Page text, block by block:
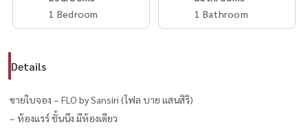
1 Bedroom
1 Bathroom
Details
ขายใบจอง – FLO by Sansiri (โฟล บาย แสนสิริ)
– ห้องแรร์ ชั้นนึง มีห้องเดียว